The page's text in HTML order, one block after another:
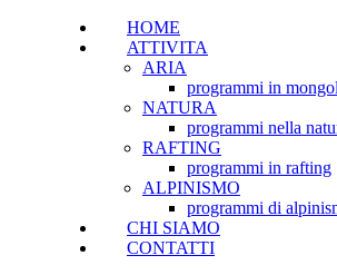
HOME
ATTIVITA
ARIA
programmi in
NATURA
programmi nella
RAFTING
programmi in rafting
ALPINISMO
programmi di
CHI SIAMO
CONTATTI